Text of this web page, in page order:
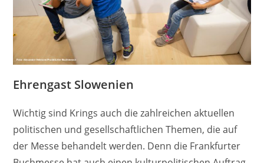
Ehrengast Slowenien
Wichtig sind Krings auch die zahlreichen aktuellen
politischen und gesellschaftlichen Themen, die auf
der Messe behandelt werden. Denn die Frankfurter